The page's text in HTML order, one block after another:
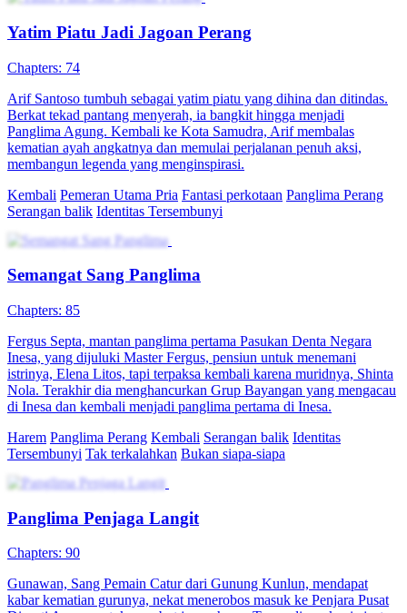
Penyamaran Sang Panglima
Rizky Aditya, Panglima Kota Naga, demi mengungkap pengkhianat
di dalam keluarganya sendiri, menyembunyikan identitasnya dan
menyamar sebagai kurir. Namun, di Kota Silam, ia terlibat
hubungan dengan Ayu Pratama, yang berujung hamil. Kehadiran
Rizky merupakan harapan baginya.
Kembali Pemeran Utama Pria Kehidupan perkotaan
Perang Bukan siapa-siapa Serangan balik Identitas Tersembunyi
Jejak Hilangnya Sang Panglima
Chapters: 89
Faraz Saba, seorang pemuda sederhana, mendapati dirinya memiliki
wajah dan nama yang sama persis dengan Sang Raja, panglima
besar dari Dunia Utara yang baru saja menghilang setelah berseteru
dengan pejabat kekaisaran. Hilangnya Sang Raja membuat Tentara
Utara kacau balau. Luna Chaya, pengawal pribadi Sang Raja,
meminta Faraz untuk menyamar sebagai Sang Raja demi
menstabilkan situasi. Meski ragu, Faraz menerima tugas berat ini
dan masuk ke dalam dunia penuh intrik politik.Namun, selain
menghadapi ancaman dari musuh-musuh Sang Raja, Faraz juga
memandang rendah dirinya karena kemiskinan keluarganya. Di
mampukah Faraz bertahan sebagai pemimpin? Atau akankah dia
tenggelam dalam permainan kekuasaan yang bisa menghancurkan
segalanya?
Panglima Perang Serangan balik Tycoon